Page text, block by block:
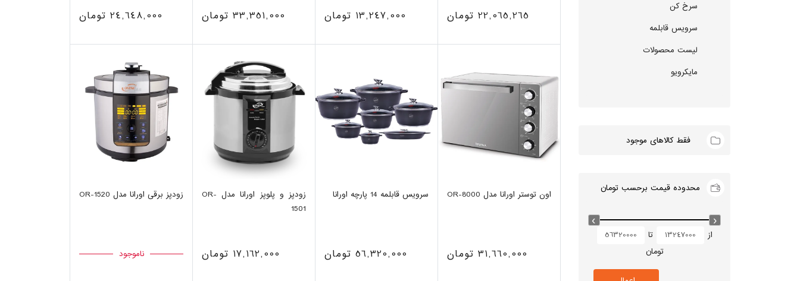
سرخ کن
سرویس قابلمه
لیست محصولات
مایکرویو
فقط کالاهای موجود
محدوده قیمت برحسب تومان
از
تا
تومان
22,065,265 تومان 13,247,000 تومان 33,351,000 تومان 24,648,000 تومان
اون توستر اورانا مدل OR-8000
31,660,000 تومان
سرویس قابلمه 14 پارچه اورانا
56,320,000 تومان
زودپز و پلوپز اورانا مدل OR-
1501
17,162,000 تومان
زودپز برقی اورانا مدل OR-1520
ناموجود